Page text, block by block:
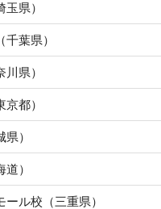
県）
葉県）
県）
都）
）
）
ール校（三重県）